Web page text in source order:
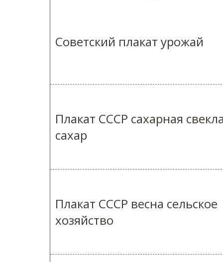
Советский плакат урожай
Плакат СССР сахарная
сахар
Плакат СССР весна сельское
хозяйство